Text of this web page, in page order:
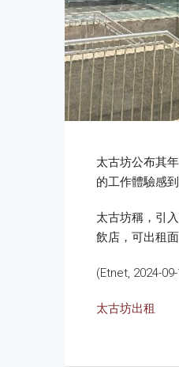
太古坊公布其
的工作體驗感
太古坊稱，引
飲店，可出租
(Etnet, 2024-
太古坊出租